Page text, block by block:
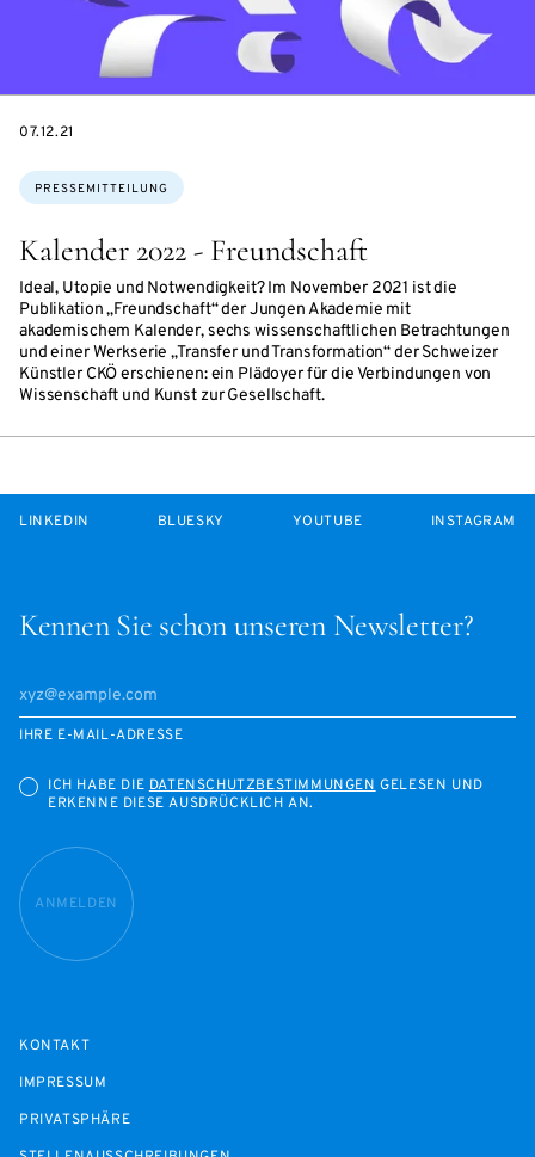
Kalender 2022 - Freundschaft
Ideal, Utopie und Notwendigkeit? Im November 2021 ist die
Publikation „Freundschaft“ der Jungen Akademie mit
akademischem Kalender, sechs wissenschaftlichen Betrachtungen
und einer Werkserie „Transfer und Transformation“ der Schweizer
Künstler CKÖ erschienen: ein Plädoyer für die Verbindungen von
Wissenschaft und Kunst zur Gesellschaft.
Themen:
PRESSEMITTEILUNG
DATE
07.12.21
Kennen Sie schon unseren Newsletter?
IHRE E-MAIL-ADRESSE
ICH HABE DIEDATENSCHUTZBESTIMMUNGENGELESEN UND
ERKENNE DIESE AUSDRÜCKLICH AN.
ANMELDEN
LINKEDIN BLUESKY YOUTUBE INSTAGRAM
KONTAKT
IMPRESSUM
PRIVATSPHÄRE